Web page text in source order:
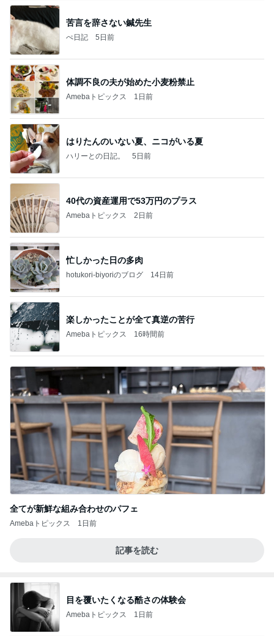
苦言を辞さない鍼先生
ぺ日記 5日前
体調不良の夫が始めた小麦粉禁止
Amebaトピックス 1日前
はりたんのいない夏、ニコがいる夏
ハリーとの日記。 5日前
40代の資産運用で53万円のプラス
Amebaトピックス 2日前
忙しかった日の多肉
hotukori-biyoriのブログ 14日前
楽しかったことが全て真逆の苦行
Amebaトピックス 16時間前
全てが新鮮な組み合わせのパフェ
Amebaトピックス 1日前
記事を読む
目を覆いたくなる酷さの体験会
Amebaトピックス 1日前